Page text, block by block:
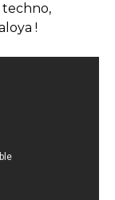
techno,
!